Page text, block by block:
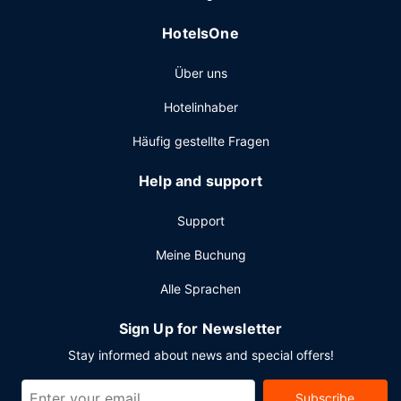
Sonstige Einrichtungen
Check-out und ein Textilreinigungsservice. Vor Ort gibt es
HotelsOne
Über uns
Hotelinhaber
Häufig gestellte Fragen
Help and support
Support
Meine Buchung
Alle Sprachen
Sign Up for Newsletter
Stay informed about news and special offers!
Subscribe